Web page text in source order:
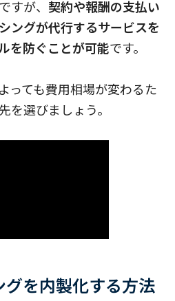
すが、 契約や報酬の支払い
ングが代行するサービスを
を防ぐことが可能です。
っても費用相場が変わるた
を選びましょう。
グを内製化する方法